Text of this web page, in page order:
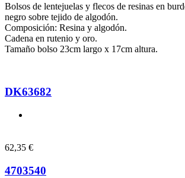
Bolsos de lentejuelas y flecos de resinas en
negro sobre tejido de algodón.
Composición: Resina y algodón.
Cadena en rutenio y oro.
Tamaño bolso 23cm largo x 17cm altura.
DK63682
62,35 €
4703540